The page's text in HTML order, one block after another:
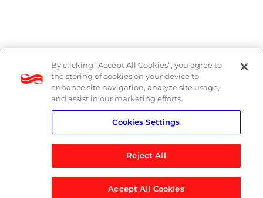
© 2026 Logicalis Group
By clicking “Accept All Cookies”, you agree to
the storing of cookies on your device to
enhance site navigation, analyze site usage,
and assist in our marketing efforts.
Cookies Settings
Reject All
Accept All Cookies